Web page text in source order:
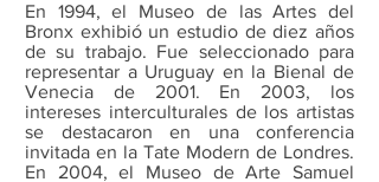
En 1994, el Museo de las Artes del
Bronx exhibió un estudio de diez años
de su trabajo. Fue seleccionado para
representar a Uruguay en la Bienal de
Venecia de 2001. En 2003, los
intereses interculturales de los artistas
se destacaron en una conferencia
invitada en la Tate Modern de Londres.
En 2004, el Museo de Arte Samuel